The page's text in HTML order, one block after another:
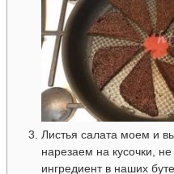
Листья салата моем и
нарезаем на кусочки,
ингредиент в наших